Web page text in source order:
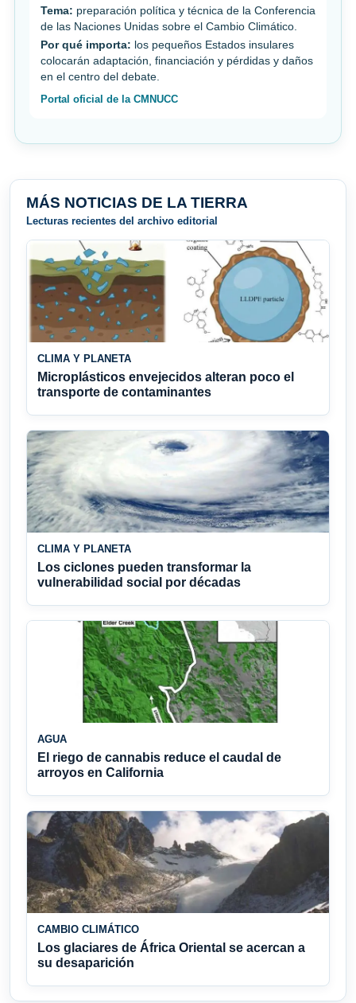
Tema: preparación política y técnica de la Conferencia
de las Naciones Unidas sobre el Cambio Climático.
Por qué importa: los pequeños Estados insulares
colocarán adaptación, financiación y pérdidas y daños
en el centro del debate.
Portal oficial de la CMNUCC
MÁS NOTICIAS DE LA TIERRA
Lecturas recientes del archivo editorial
CLIMA Y PLANETA
Microplásticos envejecidos alteran poco el
transporte de contaminantes
CLIMA Y PLANETA
Los ciclones pueden transformar la
vulnerabilidad social por décadas
AGUA
El riego de cannabis reduce el caudal de
arroyos en California
CAMBIO CLIMÁTICO
Los glaciares de África Oriental se acercan a
su desaparición